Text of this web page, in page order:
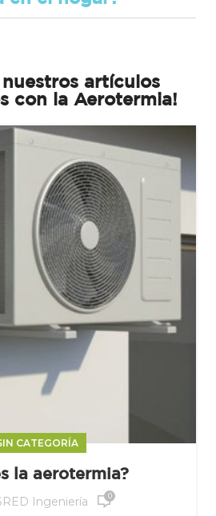
nuestros artículos
con la Aerotermia!
CATEGORÍA
la aerotermia?
Ingeniería
0